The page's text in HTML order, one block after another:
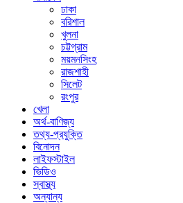
ঢাকা
বরিশাল
খুলনা
চট্টগ্রাম
ময়মনসিংহ
রাজশাহী
সিলেট
রংপুর
খেলা
অর্থ-বাণিজ্য
তথ্য-প্রযুক্তি
বিনোদন
লাইফস্টাইল
ভিডিও
স্বাস্থ্য
অন্যান্য